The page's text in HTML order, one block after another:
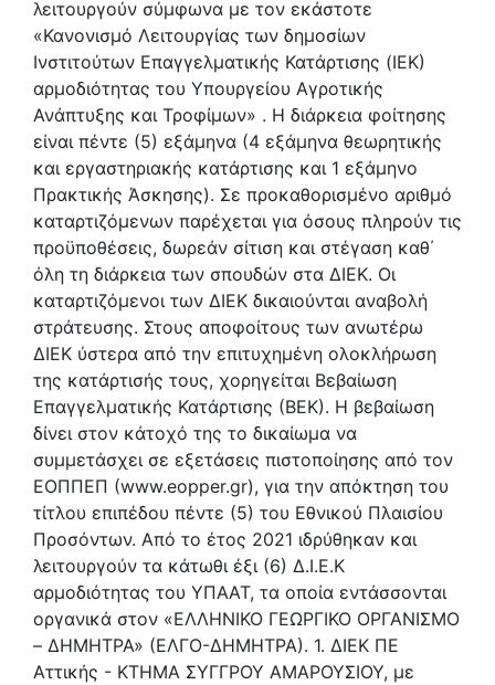
λειτουργούν σύμφωνα με τον εκάστοτε
«Κανονισμό Λειτουργίας των δημοσίων
Ινστιτούτων Επαγγελματικής Κατάρτισης (ΙΕΚ)
αρμοδιότητας του Υπουργείου Αγροτικής
Ανάπτυξης και Τροφίμων» . Η διάρκεια φοίτησης
είναι πέντε (5) εξάμηνα (4 εξάμηνα θεωρητικής
και εργαστηριακής κατάρτισης και 1 εξάμηνο
Πρακτικής Άσκησης). Σε προκαθορισμένο αριθμό
καταρτιζόμενων παρέχεται για όσους πληρούν τις
προϋποθέσεις, δωρεάν σίτιση και στέγαση καθ΄
όλη τη διάρκεια των σπουδών στα ΔΙΕΚ. Οι
καταρτιζόμενοι των ΔΙΕΚ δικαιούνται αναβολή
στράτευσης. Στους αποφοίτους των ανωτέρω
ΔΙΕΚ ύστερα από την επιτυχημένη ολοκλήρωση
της κατάρτισής τους, χορηγείται Βεβαίωση
Επαγγελματικής Κατάρτισης (ΒΕΚ). Η βεβαίωση
δίνει στον κάτοχό της το δικαίωμα να
συμμετάσχει σε εξετάσεις πιστοποίησης από τον
ΕΟΠΠΕΠ (www.eopper.gr), για την απόκτηση του
τίτλου επιπέδου πέντε (5) του Εθνικού Πλαισίου
Προσόντων. Από το έτος 2021 ιδρύθηκαν και
λειτουργούν τα κάτωθι έξι (6) Δ.Ι.Ε.Κ
αρμοδιότητας του ΥΠΑΑΤ, τα οποία εντάσσονται
οργανικά στον «ΕΛΛΗΝΙΚΟ ΓΕΩΡΓΙΚΟ ΟΡΓΑΝΙΣΜΟ
– ΔΗΜΗΤΡΑ» (ΕΛΓΟ-ΔΗΜΗΤΡΑ). 1. ΔΙΕΚ ΠΕ
Αττικής - ΚΤΗΜΑ ΣΥΓΓΡΟΥ ΑΜΑΡΟΥΣΙΟΥ, με